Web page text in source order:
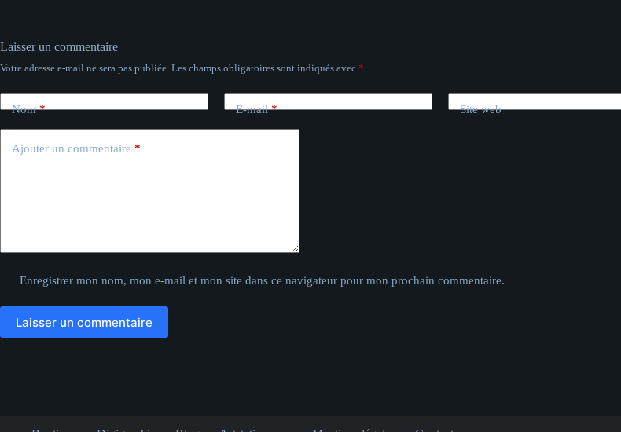
Laisser un commentaire
Votre adresse e-mail ne sera pas publiée. Les champs obligatoires sont indiqués avec *
Nom* E-mail* Site web
Ajouter un commentaire *
Enregistrer mon nom, mon e-mail et mon site dans ce navigateur pour mon prochain commentaire.
Laisser un commentaire